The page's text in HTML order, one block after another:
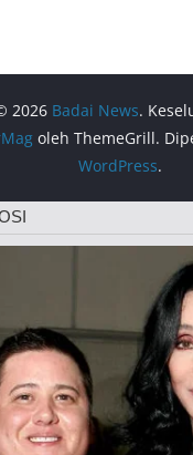
2026 Badai News.
oleh ThemeGrill.
WordPress.